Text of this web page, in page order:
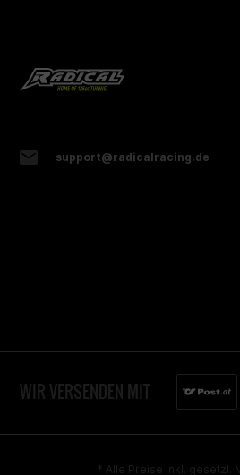
support@radicalracing.de
WIR VERSENDEN MIT
* Alle Preise inkl. gesetzl.